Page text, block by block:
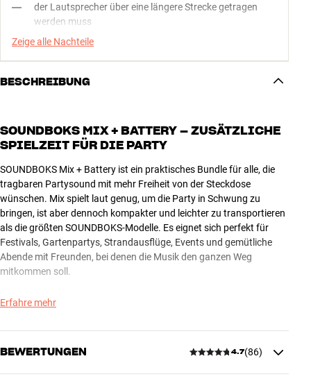
der Lautsprecher über eine längere Strecke getragen
werden muss
Zeige alle Nachteile
BESCHREIBUNG
SOUNDBOKS MIX + BATTERY – ZUSÄTZLICHE
SPIELZEIT FÜR DIE PARTY
SOUNDBOKS Mix + Battery ist ein praktisches Bundle für alle, die
tragbaren Partysound mit mehr Freiheit von der Steckdose
wünschen. Mix spielt laut genug, um die Party in Schwung zu
bringen, ist aber dennoch kompakter und leichter zu transportieren
als die größten SOUNDBOKS-Modelle. Es eignet sich perfekt für
Festivals, Gartenpartys, Strandausflüge, Events und gemütliche
Abende mit Freunden, bei denen die Musik den ganzen Weg
mitkommen soll.
Mit einem zusätzlichen SOUNDBOKS Battery in der Tasche kannst
dauert nur wenige Augenblicke, und du musst die Party nicht
unterbrechen, weil der Strom ausgeht. Der Akku kann auch über
USB-C aufgeladen und zur Stromversorgung kompatibler USB-C-
Geräte verwendet werden, was besonders praktisch ist, wenn du
Erfahre mehr
BEWERTUNGEN 4.7(86)